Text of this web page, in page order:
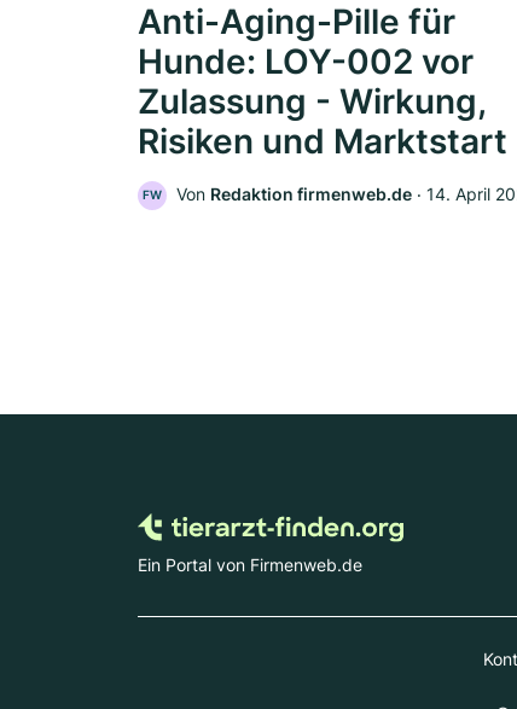
Anti-Aging-Pille für
Hunde: LOY-002 vor
Zulassung - Wirkung,
Risiken und Marktstart
FW Von Redaktion firmenweb.de ‧ 14. April
Ein Portal von Firmenweb.de